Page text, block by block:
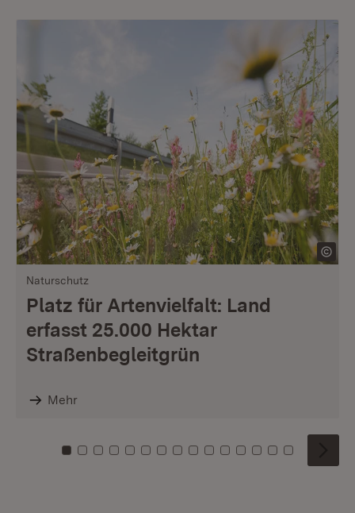
Naturschutz
Platz für Artenvielfalt: Land
erfasst 25.000 Hektar
Straßenbegleitgrün
Mehr
Zu Kachel: 0
Zu Kachel: 1
Zu Kachel: 2
Zu Kachel: 3
Zu Kachel: 4
Zu Kachel: 5
Zu Kachel: 6
Zu Kachel: 7
Zu Kachel: 8
Zu Kachel: 9
Zu Kachel: 10
Zu Kachel: 11
Zu Kachel: 12
Zu Kachel:
Zu